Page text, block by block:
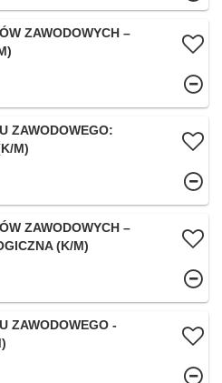
ZAWODOWYCH –
ZAWODOWEGO:
M)
ZAWODOWYCH –
(K/M)
ZAWODOWEGO -